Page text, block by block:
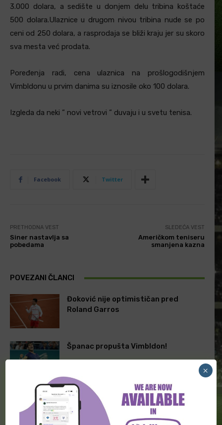
3.000 dolara, a sedište u donjem delu tribina koštaće
500 dolara.Ulaznice u drugom nivou tribina nude se po
ceni od 250 dolara, a rasprodaja se bliži kraju jer su skoro
sva mesta već prodata.
Poređenja radi, cena ulaznica na prošlogodišnjem
Vimbldonu u prvim danima su iznosile oko 100 dolara.
Izgleda da neki ” novi vetrovi ” duvaju i u svetu tenisa.
Facebook Twitter
PRETHODNA VEST
Siner nastavlja sa
pobedama
SLEDEĆA VEST
Američkom teniseru
smanjena kazna
POVEZANI ČLANCI
Đoković nije optimističan pred
Roland Garros
Španac propušta Vimbldon!
Aleksandar Zverev nije mogao da uđe
u restoran u Rimu jer...
×